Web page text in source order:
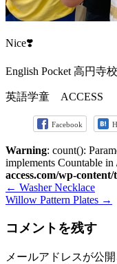
Nice❣️
English Pocket 高円寺校
英語学童 ACCESS
Facebook
Warning: count():
implements Countable in
access.com/wp-
← Washer Necklace
Willow Pattern Plates →
コメントを残す
メールアドレスが公